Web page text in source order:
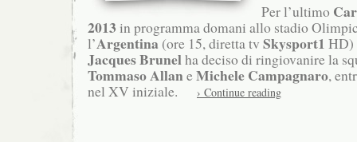
Per l’ultimo
2013 in programma domani allo stadio
l’Argentina (ore 15, diretta tv Skysport1 HD)
Jacques Brunelha deciso di ringiovanire la
Tommaso AllaneMicheleCampagnaro,
nel XV iniziale.
› Continue reading